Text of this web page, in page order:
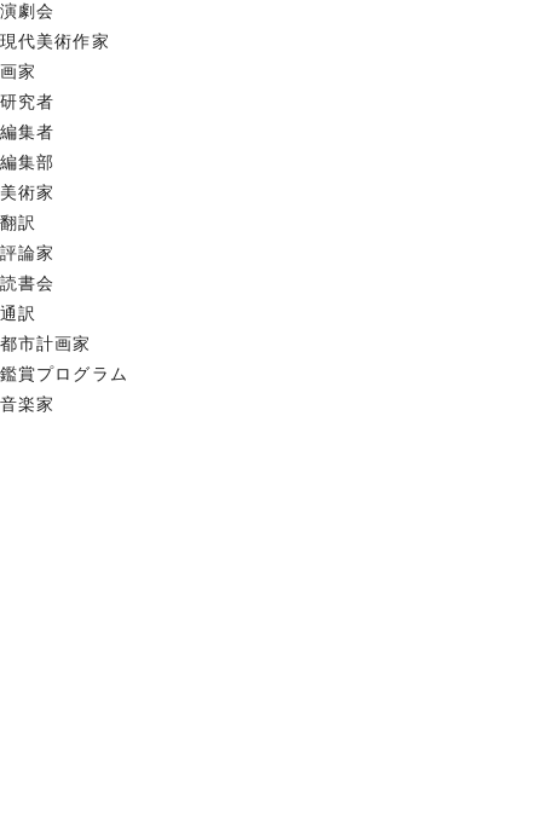
演劇会
現代美術作家
画家
研究者
編集者
編集部
美術家
翻訳
評論家
読書会
通訳
都市計画家
鑑賞プログラム
音楽家